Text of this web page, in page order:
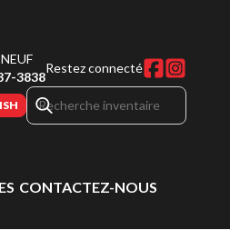
3838
Restez connecté
CONTACTEZ-NOUS